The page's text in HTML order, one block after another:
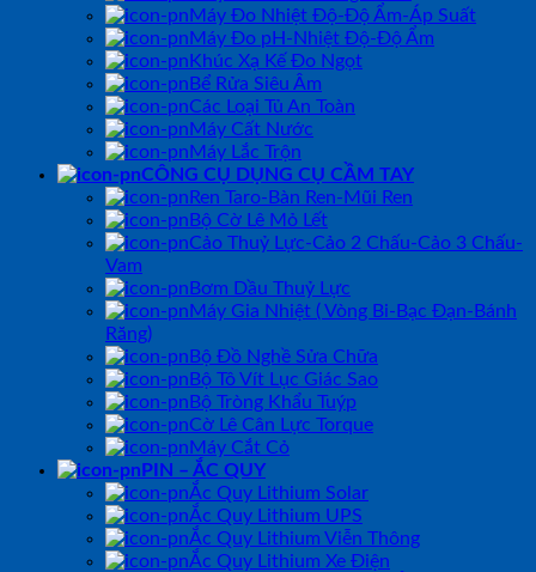
Máy Đo Nhiệt Độ-Độ Ẩm-Áp Suất
Máy Đo pH-Nhiệt Độ-Độ Ẩm
Khúc Xạ Kế Đo Ngọt
Bể Rửa Siêu Âm
Các Loại Tủ An Toàn
Máy Cất Nước
Máy Lắc Trộn
CÔNG CỤ DỤNG CỤ CẦM TAY
Ren Taro-Bàn Ren-Mũi Ren
Bộ Cờ Lê Mỏ Lết
Cảo Thuỷ Lực-Cảo 2 Chấu-Cảo 3 Chấu-
Vam
Bơm Dầu Thuỷ Lực
Máy Gia Nhiệt ( Vòng Bi-Bạc Đạn-Bánh
Răng)
Bộ Đồ Nghề Sửa Chữa
Bộ Tô Vít Lục Giác Sao
Bộ Tròng Khẩu Tuýp
Cờ Lê Cân Lực Torque
Máy Cắt Cỏ
PIN – ẮC QUY
Ắc Quy Lithium Solar
Ắc Quy Lithium UPS
Ắc Quy Lithium Viễn Thông
Ắc Quy Lithium Xe Điện